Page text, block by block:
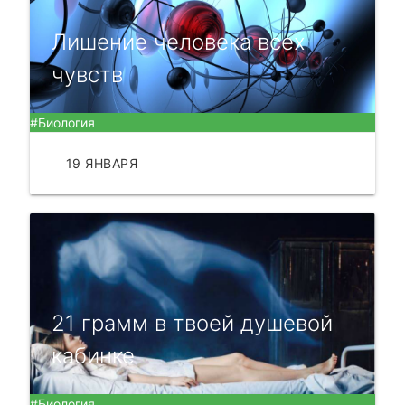
Лишение человека всех
чувств
#Биология
19 ЯНВАРЯ
21 грамм в твоей душевой
кабинке